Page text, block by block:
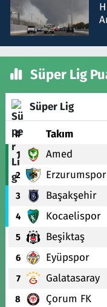
Süper Lig
Süper Lig
# Takım
1 Amed
2 Erzurumspor
3 Başakşehir
4 Kocaelispor
5 Beşiktaş
6 Eyüpspor
7 Galatasaray
8 Çorum FK